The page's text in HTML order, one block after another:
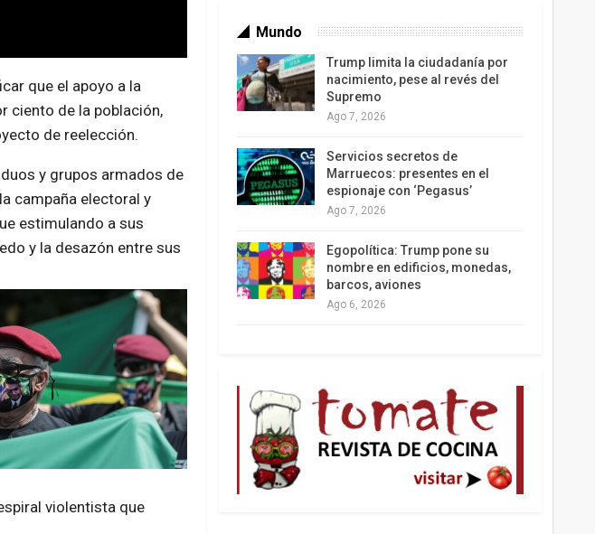
que el apoyo a la
ciento de la población,
de reelección.
y grupos armados de
campaña electoral y
estimulando a sus
y la desazón entre sus
violentista que
Mundo
Trump limita la ciudadanía por
nacimiento, pese al revés del
Supremo
Ago 7, 2026
Servicios secretos de
Marruecos: presentes en el
espionaje con ‘Pegasus’
Ago 7, 2026
Egopolítica: Trump pone su
nombre en edificios, monedas,
barcos, aviones
Ago 6, 2026